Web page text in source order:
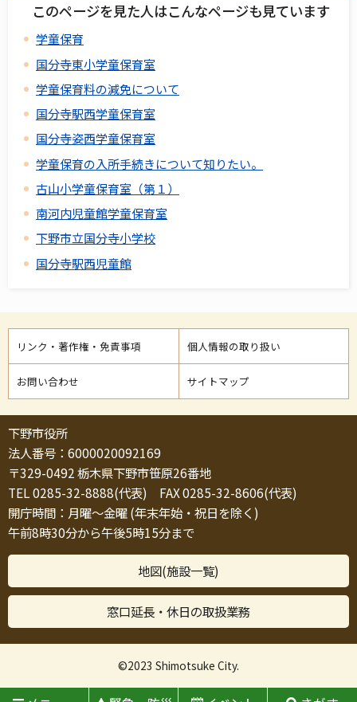
このページを見た人はこんなページも見ています
学童保育
国分寺東小学童保育室
学童保育料の減免について
国分寺駅西学童保育室
国分寺姿西学童保育室
学童保育の入所手続きについて知りたい。
古山小学童保育室（第１）
南河内児童館学童保育室
下野市立国分寺小学校
国分寺駅西児童館
リンク・著作権・免責事項 個人情報の取り扱い
お問い合わせ サイトマップ
下野市役所
法人番号：6000020092169
〒329-0492 栃木県下野市笹原26番地
TEL 0285-32-8888(代表) FAX 0285-32-8606(代表)
開庁時間：月曜～金曜 (年末年始・祝日を除く)
午前8時30分から午後5時15分まで
地図(施設一覧)
窓口延長・休日の取扱業務
©2023 Shimotsuke City.